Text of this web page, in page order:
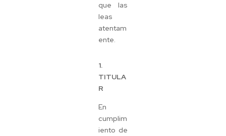
que las
leas
atentam
ente.
1.
TITULA
R
En
cumplim
iento de